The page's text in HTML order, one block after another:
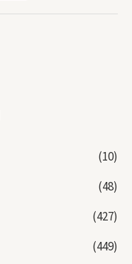
(10)
(48)
(427)
(449)